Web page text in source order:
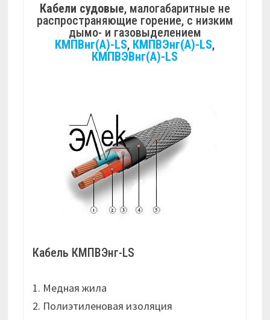
Кабели судовые, малогабаритные не
распространяющие горение, с низким
дымо- и газовыделением
КМПВнг(А)-LS, КМПВЭнг(А)-LS,
КМПВЭВнг(А)-LS
Кабель КМПВЭнг-LS
1. Медная жила
2. Полиэтиленовая изоляция